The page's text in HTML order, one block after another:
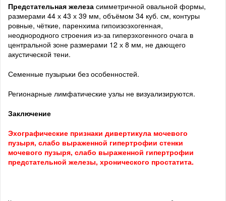
Предстательная железа симметричной овальной формы,
размерами 44 х 43 х 39 мм, объёмом 34 куб. см, контуры
ровные, чёткие, паренхима гипоизоэхогенная,
неоднородного строения из-за гиперэхогенного очага в
центральной зоне размерами 12 х 8 мм, не дающего
акустической тени.
Семенные пузырьки без особенностей.
Регионарные лимфатические узлы не визуализируются.
Заключение
Эхографические признаки дивертикула мочевого
пузыря, слабо выраженной гипертрофии стенки
мочевого пузыря, слабо выраженной гипертрофии
предстательной железы, хронического простатита.